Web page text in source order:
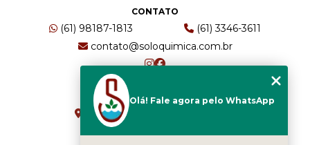
CONTATO
(61) 98187-1813
(61) 3346-3611
contato@soloquimica.com.br
ENDEREÇO
CRS 511 Sul, Bl B, Sl 49 - Asa Sul
Brasília - DF - CEP: 70361-520
Olá! Fale agora pelo WhatsApp